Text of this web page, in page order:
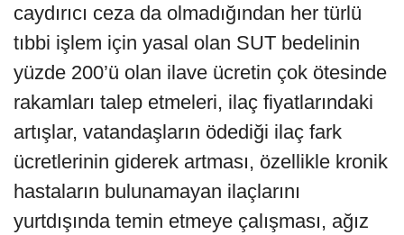
caydırıcı ceza da olmadığından her türlü
tıbbi işlem için yasal olan SUT bedelinin
yüzde 200’ü olan ilave ücretin çok ötesinde
rakamları talep etmeleri, ilaç fiyatlarındaki
artışlar, vatandaşların ödediği ilaç fark
ücretlerinin giderek artması, özellikle kronik
hastaların bulunamayan ilaçlarını
yurtdışında temin etmeye çalışması, ağız